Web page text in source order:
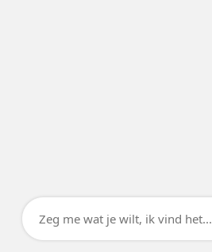
Zeg me wat je wilt, ik vind het...